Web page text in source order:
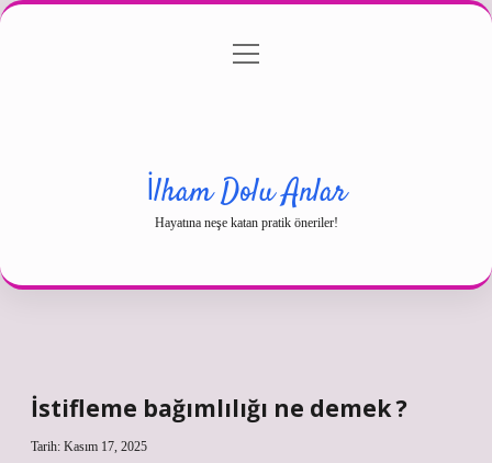
Gizlilik Politikası
menüyü
İlham Dolu Anlar
Hayatına neşe katan pratik öneriler!
İstifleme bağımlılığı ne demek ?
Tarih: Kasım 17, 2025